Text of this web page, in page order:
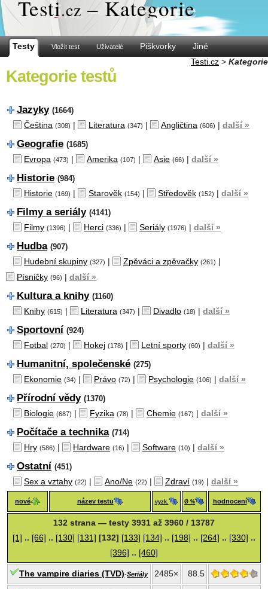
Testi.cz – Kategorie
Testy Vložit test Uživatelé Piškvorky
Jiné
Testi.cz > Kategorie
Kategorie testů
Jazyky (1664)
Čeština (308) | Literatura (347) | Angličtina (606) | další »
Geografie (1685)
Evropa (473) | Amerika (107) | Asie (66) | další »
Historie (984)
Historie (169) | Starověk (154) | Středověk (152) | další »
Filmy a seriály (4141)
Filmy (1396) | Herci (336) | Seriály (1976) | další »
Hudba (907)
Hudební skupiny (327) | Zpěváci a zpěvačky (261) |
Písničky (96) | další »
Kultura a knihy (1160)
Knihy (615) | Literatura (347) | Divadlo (18) | další »
Sportovní (924)
Fotbal (270) | Hokej (178) | Letní sporty (60) | další »
Humanitní, společenské (275)
Ekonomie (34) | Právo (72) | Psychologie (106) | další »
Přírodní vědy (1370)
Biologie (687) | Fyzika (78) | Chemie (167) | další »
Počítače a technika (714)
Hry (586) | Hardware (16) | Software (10) | další »
Ostatní (451)
Sex a vztahy (22) | Ano/Ne (22) | Zdraví (19) | další »
nové název testu vyzk. Ø % hodnocení
132 strana — testy 3931 až 3960 / 13787
[1] .. [66] .. [130] [131] [132] [133] [134] .. [198] .. [264] .. [330] ..
[396] .. [460]
The vampire diaries (TVD)-Seriály 2485× 88.5